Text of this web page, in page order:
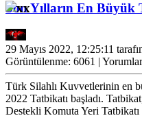
Son Yılların En Büyük
29 Mayıs 2022, 12:25:11
Görüntülenme: 6061 |
Türk Silahlı Kuvvetlerinin en
2022 Tatbikatı başladı.
Destekli Komuta Yeri